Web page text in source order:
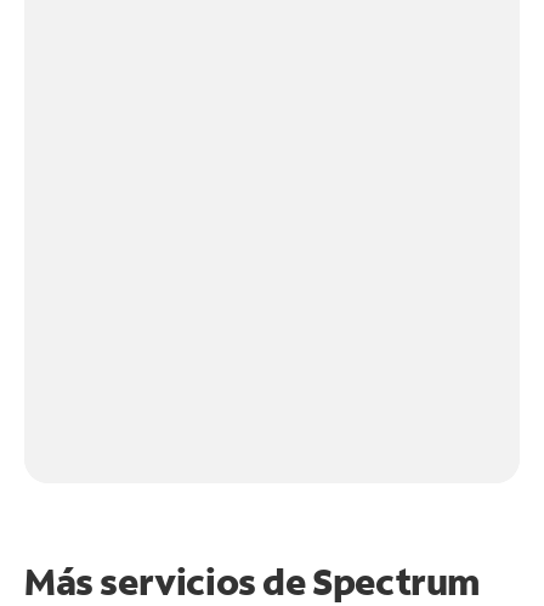
Más servicios de Spectrum